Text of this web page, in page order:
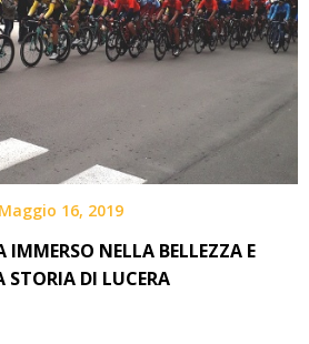
Maggio 16, 2019
IMMERSO NELLA BELLEZZA E
STORIA DI LUCERA